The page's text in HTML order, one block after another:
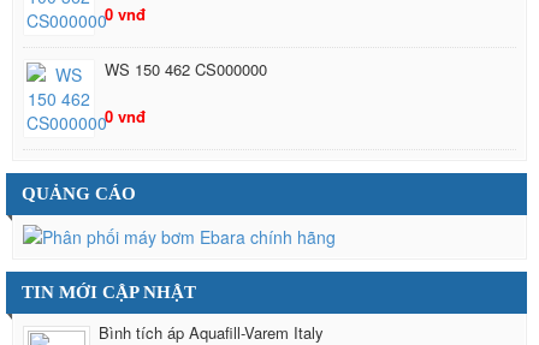
0 vnđ
WS 150 462 CS000000
0 vnđ
QUẢNG CÁO
TIN MỚI CẬP NHẬT
Bình tích áp Aquafill-Varem Italy